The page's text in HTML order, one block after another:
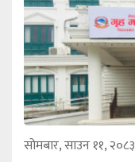
सोमबार, साउन ११, २०८३